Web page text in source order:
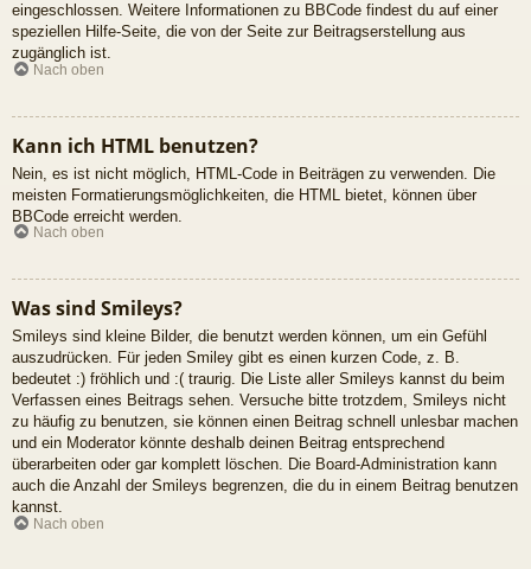
eingeschlossen. Weitere Informationen zu BBCode findest du auf einer
speziellen Hilfe-Seite, die von der Seite zur Beitragserstellung aus
zugänglich ist.
Nach oben
Kann ich HTML benutzen?
Nein, es ist nicht möglich, HTML-Code in Beiträgen zu verwenden. Die
meisten Formatierungsmöglichkeiten, die HTML bietet, können über
BBCode erreicht werden.
Nach oben
Was sind Smileys?
Smileys sind kleine Bilder, die benutzt werden können, um ein Gefühl
auszudrücken. Für jeden Smiley gibt es einen kurzen Code, z. B.
bedeutet :) fröhlich und :( traurig. Die Liste aller Smileys kannst du beim
Verfassen eines Beitrags sehen. Versuche bitte trotzdem, Smileys nicht
zu häufig zu benutzen, sie können einen Beitrag schnell unlesbar machen
und ein Moderator könnte deshalb deinen Beitrag entsprechend
überarbeiten oder gar komplett löschen. Die Board-Administration kann
auch die Anzahl der Smileys begrenzen, die du in einem Beitrag benutzen
kannst.
Nach oben